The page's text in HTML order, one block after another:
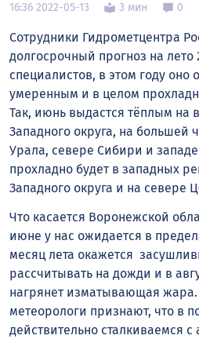
16:36 2022-05-13 3 мин 0
Сотрудники Гидрометцентра
долгосрочный прогноз на
специалистов, в этом году оно
умеренным и в целом
Так, июнь выдастся тёплым на
Западного округа, на большей
Урала, севере Сибири и
прохладно будет в западных
Западного округа и на севере
Что касается Воронежской
июне у нас ожидается в
месяц лета окажется
рассчитывать на дожди и в
нагрянет изматывающая
метеорологи признают, что в
действительно сталкиваемся